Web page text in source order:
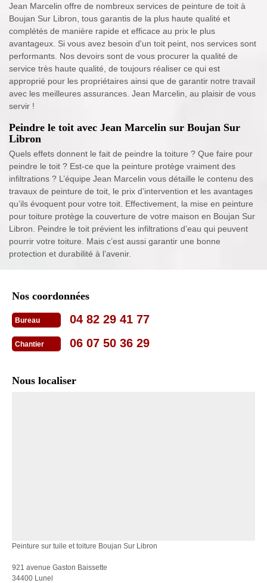
Jean Marcelin offre de nombreux services de peinture de toit à
Boujan Sur Libron, tous garantis de la plus haute qualité et
complétés de manière rapide et efficace au prix le plus
avantageux. Si vous avez besoin d'un toit peint, nos services sont
performants. Nos devoirs sont de vous procurer la qualité de
service très haute qualité, de toujours réaliser ce qui est
approprié pour les propriétaires ainsi que de garantir notre travail
avec les meilleures assurances. Jean Marcelin, au plaisir de vous
servir !
Peindre le toit avec Jean Marcelin sur Boujan Sur
Libron
Quels effets donnent le fait de peindre la toiture ? Que faire pour
peindre le toit ? Est-ce que la peinture protège vraiment des
infiltrations ? L’équipe Jean Marcelin vous détaille le contenu des
travaux de peinture de toit, le prix d’intervention et les avantages
qu’ils évoquent pour votre toit. Effectivement, la mise en peinture
pour toiture protège la couverture de votre maison en Boujan Sur
Libron. Peindre le toit prévient les infiltrations d’eau qui peuvent
pourrir votre toiture. Mais c’est aussi garantir une bonne
protection et durabilité à l’avenir.
Nos coordonnées
Bureau 04 82 29 41 77
Chantier 06 07 50 36 29
Nous localiser
Peinture sur tuile et toiture Boujan Sur Libron
921 avenue Gaston Baissette
34400 Lunel